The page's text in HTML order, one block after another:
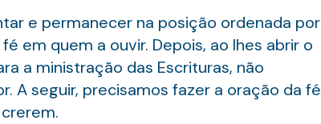
e permanecer na posição ordenada por
em quem a ouvir. Depois, ao lhes abrir o
a ministração das Escrituras, não
A seguir, precisamos fazer a oração da fé